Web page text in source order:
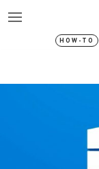
HOW-TO